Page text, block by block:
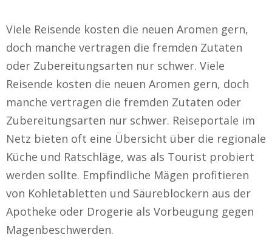
Viele Reisende kosten die neuen Aromen gern,
doch manche vertragen die fremden Zutaten
oder Zubereitungsarten nur schwer. Viele
Reisende kosten die neuen Aromen gern, doch
manche vertragen die fremden Zutaten oder
Zubereitungsarten nur schwer. Reiseportale im
Netz bieten oft eine Übersicht über die regionale
Küche und Ratschläge, was als Tourist probiert
werden sollte. Empfindliche Mägen profitieren
von Kohletabletten und Säureblockern aus der
Apotheke oder Drogerie als Vorbeugung gegen
Magenbeschwerden.